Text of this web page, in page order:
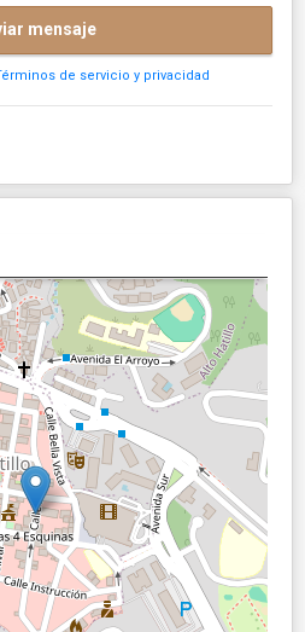
mensaje
de servicio y privacidad